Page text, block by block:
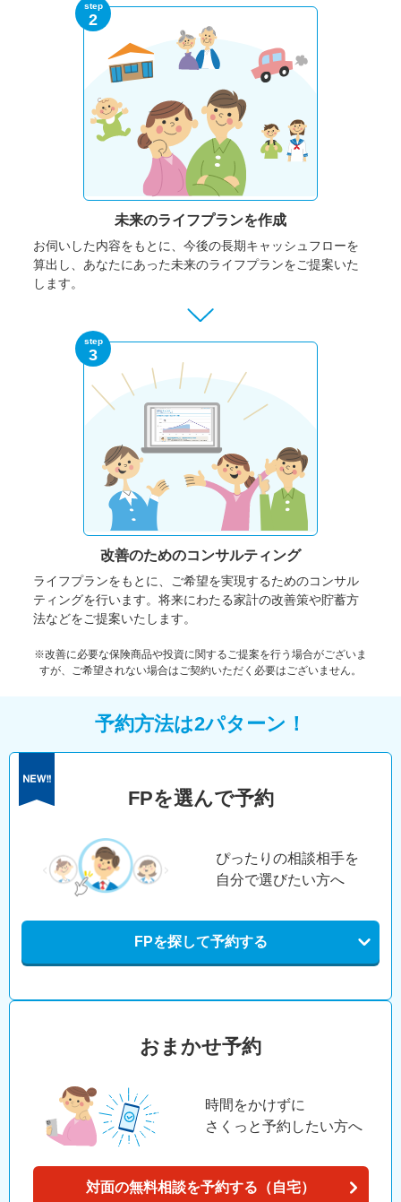
step
2
未来のライフプランを作成
お伺いした内容をもとに、今後の長期キャッシュフローを
算出し、あなたにあった未来のライフプランをご提案いた
します。
step
3
改善のためのコンサルティング
ライフプランをもとに、ご希望を実現するためのコンサル
ティングを行います。将来にわたる家計の改善策や貯蓄方
法などをご提案いたします。
※改善に必要な保険商品や投資に関するご提案を行う場合がございま
すが、ご希望されない場合はご契約いただく必要はございません。
予約方法は2パターン！
FPを選んで予約
ぴったりの相談相手を
自分で選びたい方へ
FPを探して予約する
おまかせ予約
時間をかけずに
さくっと予約したい方へ
対面の無料相談を予約する（自宅）